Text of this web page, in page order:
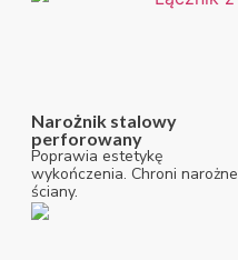
Narożnik stalowy
perforowany
Poprawia estetykę
wykończenia. Chroni narożne
ściany.